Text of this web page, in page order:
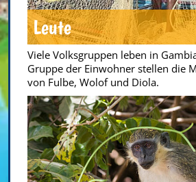
Leute
Viele Volksgruppen leben in
Gruppe der Einwohner stellen die
von Fulbe, Wolof und Diola.